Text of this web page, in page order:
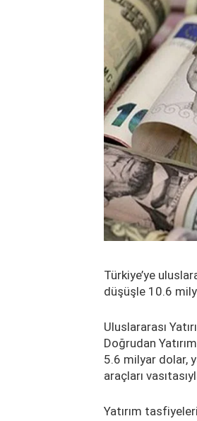
Türkiye’ye
düşüşle 10.6
Uluslararası
Doğrudan
5.6 milyar dolar,
araçları
Yatırım